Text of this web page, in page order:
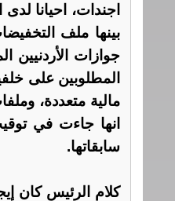
اجندات، احيانا
بينها ملف
جوازات الأردنيين
المطلوبين على
مالية متعددة،
انها جاءت في
سابقاتها.
كلام الرئيس كان